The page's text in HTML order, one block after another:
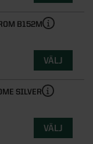
B152M
VÄLJ
SILVER
VÄLJ